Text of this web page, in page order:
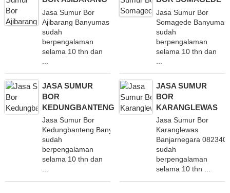
Jasa Sumur Bor
Ajibarang Banyumas 082340851660
sudah
berpengalaman
selama 10 thn dan
Jasa Sumur Bor
Somagede
sudah
berpengalaman
selama 10 thn dan
JASA SUMUR
BOR
KEDUNGBANTENG
Jasa Sumur Bor
Kedungbanteng Banyumas 082340851660
sudah
berpengalaman
selama 10 thn dan
...
JASA SUMUR
BOR
KARANGLEWAS
Jasa Sumur Bor
Karanglewas
Banjarnegara
sudah
berpengalaman
selama 10 thn ...